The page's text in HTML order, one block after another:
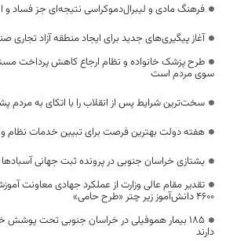
فرهنگ مادی و لیبرال‌دموکراسی نتیجه‌ای جز فساد و
آغاز پیگیری‌های جدید برای ایجاد منطقه آزاد تجاری
طرح پزشک خانواده و نظام ارجاع کاهش پرداخت
سوی مردم است
سخت‌ترین شرایط پس از انقلاب را با اتکای به
هفته دولت بهترین فرصت برای تبیین خدمات نظام
یشتازی خراسان جنوبی در پرونده ثبت جهانی آسبادها
تقدیر مقام عالی وزارت از عملکرد جهادی معاونت
۴۶۰۰ دانش‌آموز زیر چتر «طرح حامی»
۱۸۵ بیمار هموفیلی در خراسان جنوبی تحت
دارند